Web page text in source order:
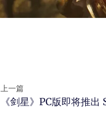
上一篇
《剑星》PC版即将推